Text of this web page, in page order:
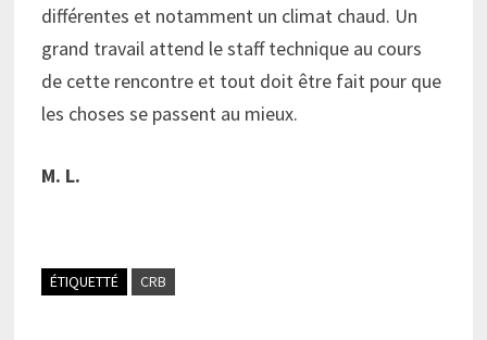
différentes et notamment un climat chaud. Un
grand travail attend le staff technique au cours
de cette rencontre et tout doit être fait pour que
les choses se passent au mieux.
M. L.
ÉTIQUETTÉ CRB